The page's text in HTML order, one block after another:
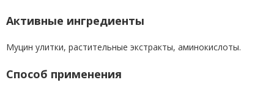
Активные ингредиенты
Муцин улитки, растительные экстракты, аминокислоты.
Способ применения